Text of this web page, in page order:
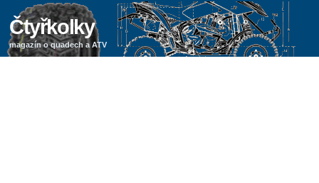
Čtyřkolky
magazín o quadech a ATV